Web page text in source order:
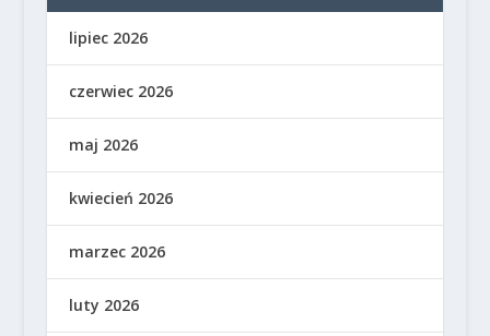
lipiec 2026
czerwiec 2026
maj 2026
kwiecień 2026
marzec 2026
luty 2026